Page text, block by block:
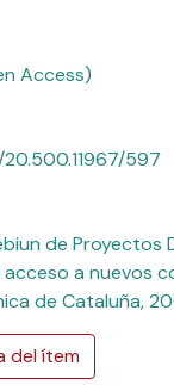
Access)
597
de Proyectos
a nuevos
de Cataluña,
del ítem